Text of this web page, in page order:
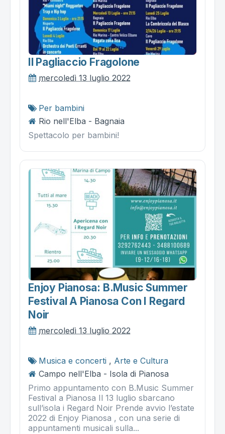
Il Pagliaccio Fragolone
mercoledì 13 luglio 2022
Per bambini
Rio nell'Elba - Bagnaia
Spettacolo per bambini!
Enjoy Pianosa: B.music Summer
Festival A Pianosa Con I Regard
Noir
mercoledì 13 luglio 2022
Musica e concerti , Arte e Cultura
Campo nell'Elba - Isola di Pianosa
Primo appuntamento con B.Music Summer
Festival a Pianosa Il 13 luglio sbarcano
sull’isola i Regard Noir Prende avvio l’estate
2022 di Enjoy Pianosa , con una serie di
appuntamenti musicali sulla...